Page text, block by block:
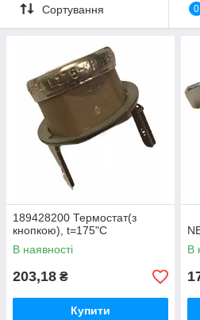
Сортування 0
189428200 Термостат(з
кнопкою), t=175"C
В наявності
203,18 ₴
Купити
В